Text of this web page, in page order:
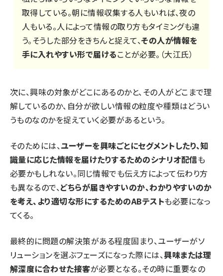
取得している。朝に情報収集する人もいれば、夜の
人もいる。人によって情報の取り方もタイミングも違
う。そうした部分をきちんと捉えて、その人が情報を
手に入れやすい形で届けることが必要。（大江氏）
次に、興味の対象がどこにあるのかと、その人がどこまで理
解しているのか、自分が欲しい情報の粒度や種類はどうい
うものなのかを捉えていく必要があるという。
そのためには、ユーザーを興味ごとにセグメントしたり、知
識量に応じた情報を届けたりするためのシナリオ配信も
必要かもしれない。同じ情報でも伝え方によって伝わり方
も異なるので、どちらが届きやすいのか、わかりやすいのか
を考え、より適切な形にするためのABテストも必要になっ
てくる。
最終的に問題の解決策がある程度固まり、ユーザーがソ
リューションを選ぶフェーズになった際には、興味または理
解深度に合わせた接客が必要となる。その時に重要なの